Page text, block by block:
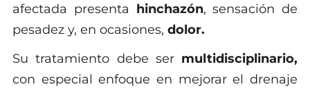
afectada presenta hinchazón, sensación de
pesadez y, en ocasiones, dolor.
Su tratamiento debe sermultidisciplinario,
con especial enfoque en mejorar el drenaje